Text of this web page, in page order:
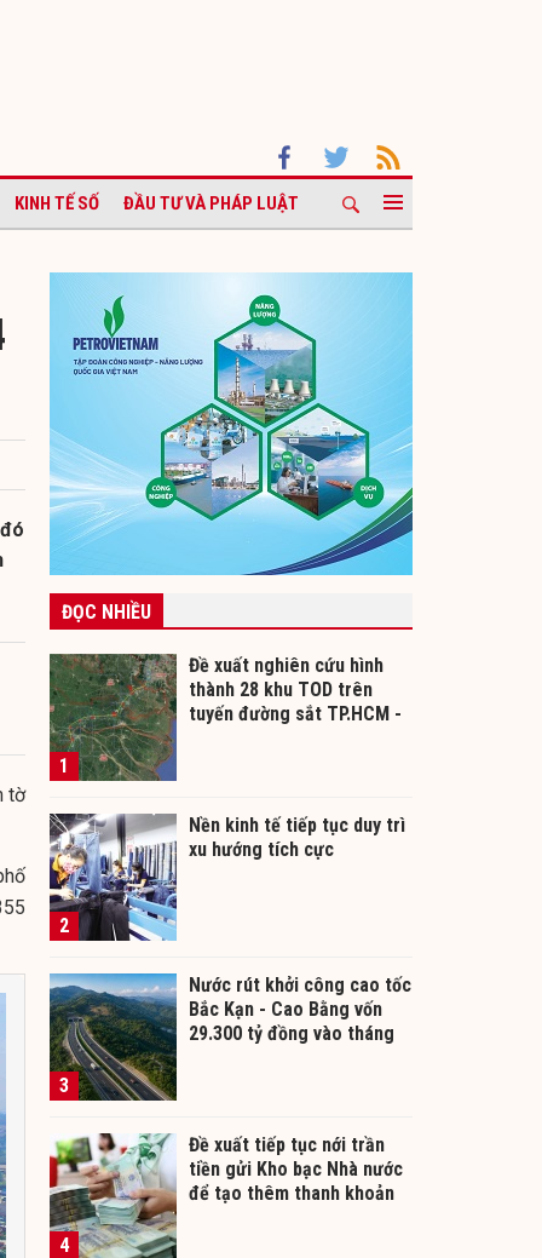
KINH TẾ SỐ ĐẦU TƯ VÀ PHÁP LUẬT
tờ
ĐỌC NHIỀU
1
Đề xuất nghiên cứu hình
thành 28 khu TOD trên
tuyến đường sắt TP.HCM -
2
Nền kinh tế tiếp tục duy trì
xu hướng tích cực
3
Nước rút khởi công cao tốc
Bắc Kạn - Cao Bằng vốn
29.300 tỷ đồng vào tháng
4
Đề xuất tiếp tục nới trần
tiền gửi Kho bạc Nhà nước
để tạo thêm thanh khoản